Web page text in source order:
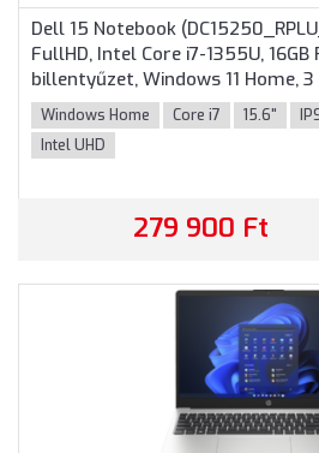
Dell 15 Notebook
FullHD, Intel Core i7-1355U, 16GB
billentyűzet, Windows 11 Home,
színben
Windows Home Core i7 15.6"
Intel UHD
279 900 Ft